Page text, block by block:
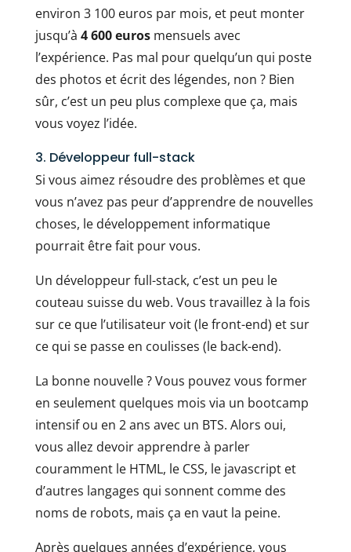
environ 3 100 euros par mois, et peut monter
jusqu’à 4 600 eurosmensuels avec
l’expérience. Pas mal pour quelqu’un qui poste
des photos et écrit des légendes, non ? Bien
sûr, c’est un peu plus complexe que ça, mais
vous voyez l’idée.
3. Développeur full-stack
Si vous aimez résoudre des problèmes et que
vous n’avez pas peur d’apprendre de nouvelles
choses, le développement informatique
pourrait être fait pour vous.
Un développeur full-stack, c’est un peu le
couteau suisse du web. Vous travaillez à la fois
sur ce que l’utilisateur voit (le front-end) et sur
ce qui se passe en coulisses (le back-end).
La bonne nouvelle ? Vous pouvez vous former
en seulement quelques mois via un bootcamp
intensif ou en 2 ans avec un BTS. Alors oui,
vous allez devoir apprendre à parler
couramment le HTML, le CSS, le javascript et
d’autres langages qui sonnent comme des
noms de robots, mais ça en vaut la peine.
Après quelques années d’expérience, vous